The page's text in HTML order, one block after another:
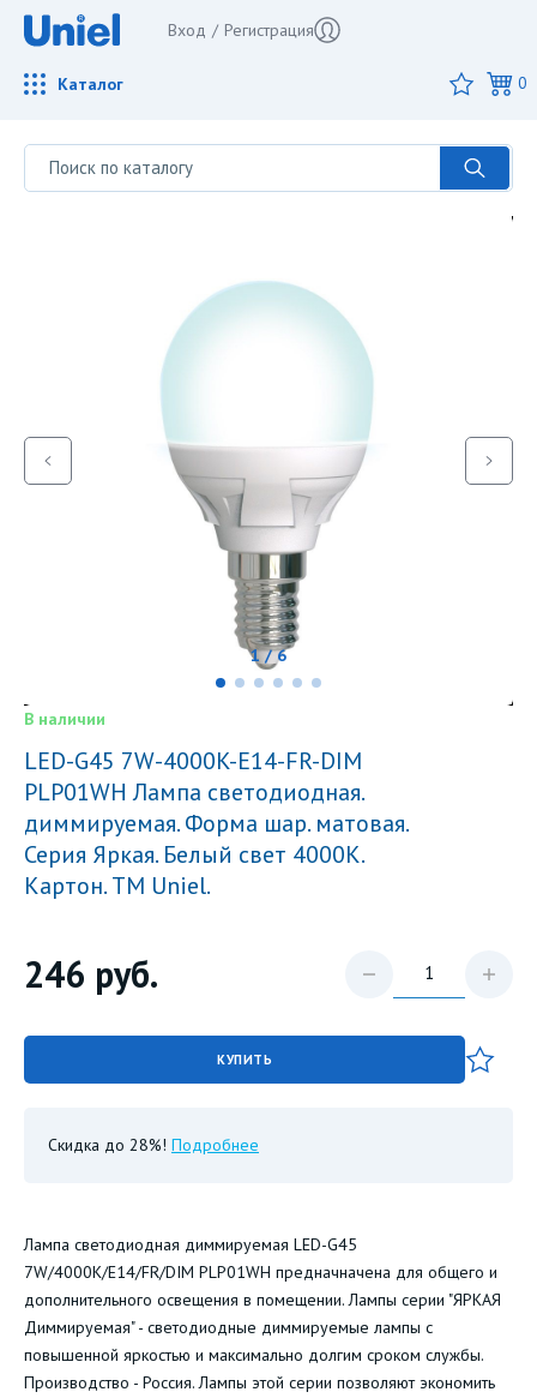
Вход / Регистрация
Каталог 0
1 / 6
В наличии
LED-G45 7W-4000K-E14-FR-DIM
PLP01WH Лампа светодиодная.
диммируемая. Форма шар. матовая.
Серия Яркая. Белый свет 4000K.
Картон. ТМ Uniel.
246 руб.
КУПИТЬ
Скидка до 28%! Подробнее
Лампа светодиодная диммируемая LED-G45
7W/4000K/E14/FR/DIM PLP01WH предначначена для общего и
дополнительного освещения в помещении. Лампы серии "ЯРКАЯ
Диммируемая" - светодиодные диммируемые лампы с
повышенной яркостью и максимально долгим сроком службы.
Производство - Россия. Лампы этой серии позволяют экономить